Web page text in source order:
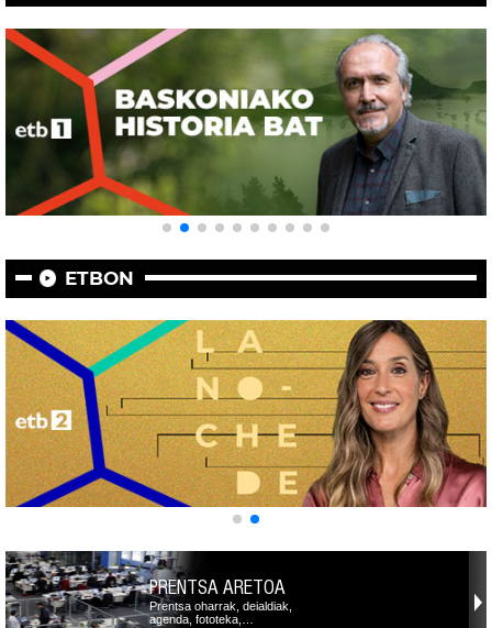
ETBON
PRENTSA ARETOA
Prentsa oharrak, deialdiak,
agenda, fototeka,…